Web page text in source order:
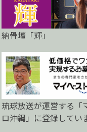
納骨壇「輝」
琉球放送が運営する「
ロ沖縄」に登録してい